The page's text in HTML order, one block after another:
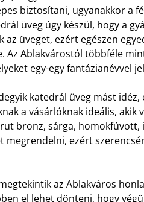
biztosítani, ugyanakkor a
üveg úgy készül, hogy a
az üveget, ezért egészen
Az Ablakvárostól többféle
egy-egy fantázianévvel
katedrál üveg mást
a vásárlóknak ideális, akik
bronz, sárga, homokfúvott,
megrendelni, ezért
az Ablakváros
el lehet dönteni, hogy